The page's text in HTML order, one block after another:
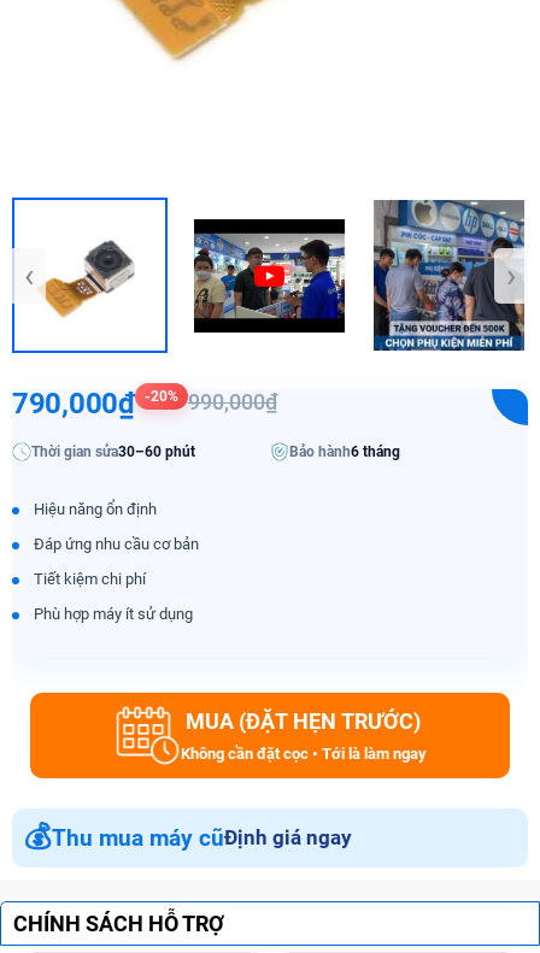
‹ ›
790,000₫ -20% 990,000₫
Thời gian sửa30–60 phút Bảo hành6 tháng
Hiệu năng ổn định
Đáp ứng nhu cầu cơ bản
Tiết kiệm chi phí
Phù hợp máy ít sử dụng
MUA (ĐẶT HẸN TRƯỚC)
Không cần đặt cọc • Tới là làm ngay
💰Thu mua máy cũĐịnh giá ngay
CHÍNH SÁCH HỖ TRỢ